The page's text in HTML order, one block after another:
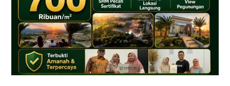
Dekat
Tol
Citeureup